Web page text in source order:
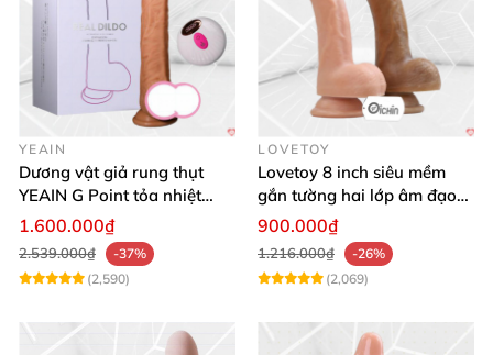
YEAIN
Dương vật giả rung thụt
YEAIN G Point tỏa nhiệt
điều khiển từ xa
1.600.000₫
2.539.000₫
-37%
(2,590)
LOVETOY
Lovetoy 8 inch siêu mềm
gắn tường hai lớp âm đạo
giả chuẩn y tế
900.000₫
1.216.000₫
-26%
(2,069)